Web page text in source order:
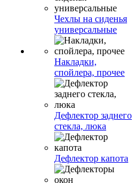
Чехлы на сиденья
универсальные
Накладки,
спойлера, прочее
Дефлектор заднего
стекла, люка
Дефлектор капота